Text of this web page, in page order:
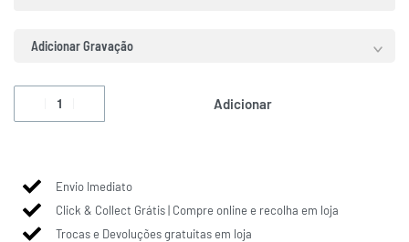
Adicionar Gravação
Adicionar
Envio Imediato
Click & Collect Grátis | Compre online e recolha em loja
Trocas e Devoluções gratuitas em loja